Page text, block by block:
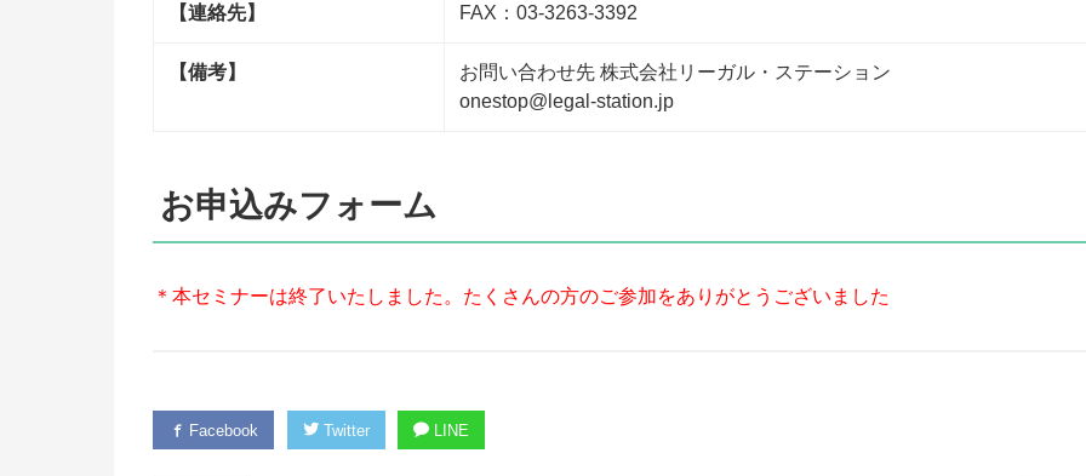
【連絡先】 FAX：03-3263-3392
【備考】
お問い合わせ先 株式会社リーガル・ステーション
onestop@legal-station.jp
お申込みフォーム
＊本セミナーは終了いたしました。たくさんの方のご参加をありがとうございました
Facebook Twitter LINE